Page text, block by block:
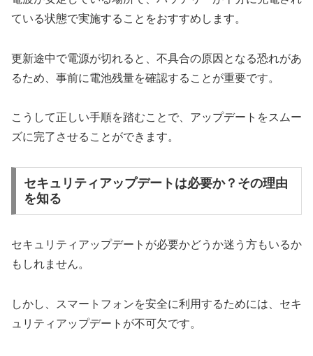
ている状態で実施することをおすすめします。
更新途中で電源が切れると、不具合の原因となる恐れがあ
るため、事前に電池残量を確認することが重要です。
こうして正しい手順を踏むことで、アップデートをスムー
ズに完了させることができます。
セキュリティアップデートは必要か？その理由
を知る
セキュリティアップデートが必要かどうか迷う方もいるか
もしれません。
しかし、スマートフォンを安全に利用するためには、セキ
ュリティアップデートが不可欠です。